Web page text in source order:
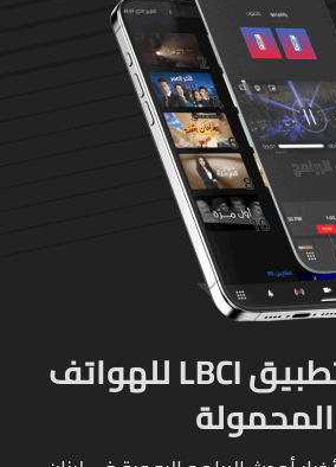
حمل الآن تطبيق LBCI للهواتف
المحمولة